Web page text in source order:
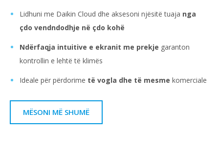
Lidhuni me Daikin Cloud dhe aksesoni njësitë tuaja nga
çdo vendndodhje në çdo kohë
Ndërfaqja intuitive e ekranit me prekje garanton
kontrollin e lehtë të klimës
Ideale për përdorime të vogla dhe të mesme komerciale
MËSONI MË SHUMË